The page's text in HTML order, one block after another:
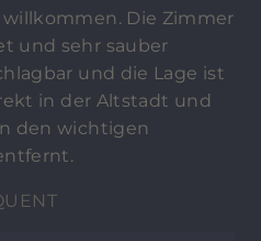
Die Zimmer
und sehr sauber
und die Lage ist
in der Altstadt und
den wichtigen